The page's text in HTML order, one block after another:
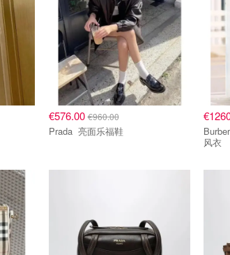
€576.00€960.00
Prada 亮面乐福鞋
Burberry Kensington
风衣